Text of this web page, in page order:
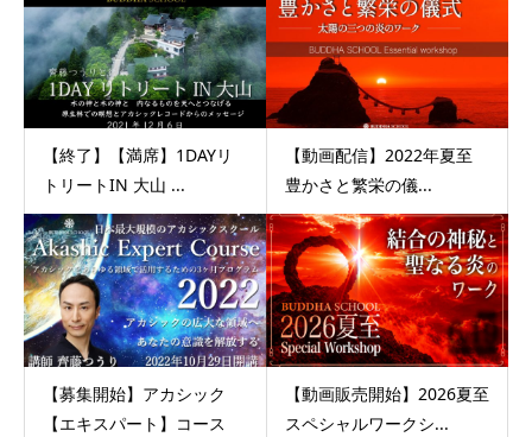
【終了】【満席】1DAYリ
トリートIN 大山 ...
【動画配信】2022年夏至
豊かさと繁栄の儀...
【募集開始】アカシック
【エキスパート】コース
【動画販売開始】2026夏至
スペシャルワークシ...